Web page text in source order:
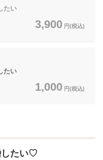
たい
3,900 円(税込)
たい
1,000 円(税込)
したい♡